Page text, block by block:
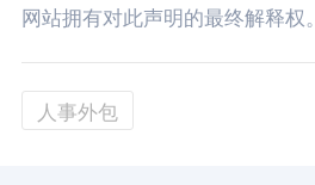
网站拥有对此声明的最终解释权。
人事外包